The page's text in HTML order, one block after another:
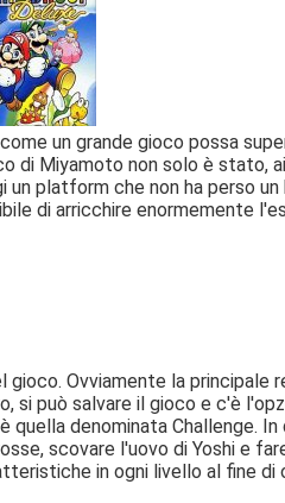
un grande gioco possa
Miyamoto non solo è stato,
platform che non ha perso un
di arricchire enormemente
Ovviamente la principale
può salvare il gioco e c'è
denominata Challenge.
scovare l'uovo di Yoshi e
in ogni livello al fine